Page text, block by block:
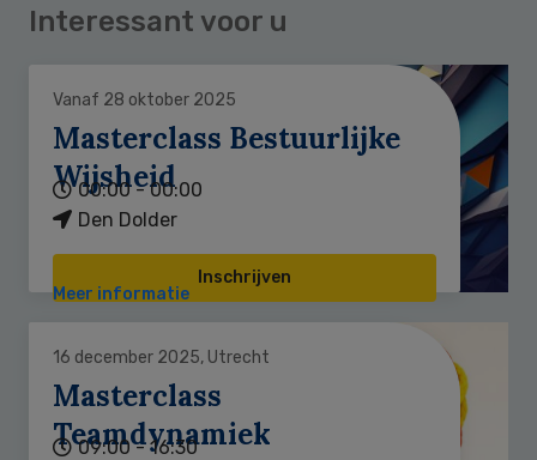
Interessant voor u
Vanaf 28 oktober 2025
Masterclass Bestuurlijke
Wijsheid
00:00 - 00:00
Den Dolder
Inschrijven
Meer informatie
16 december 2025, Utrecht
Masterclass
Teamdynamiek
09:00 - 16:30